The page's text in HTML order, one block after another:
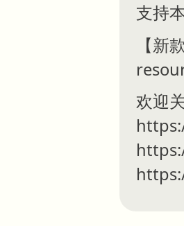
支持
【
欢迎